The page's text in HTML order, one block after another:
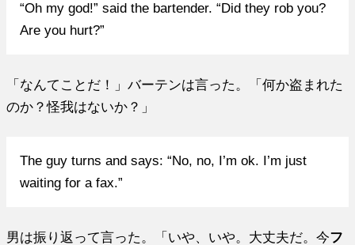
“Oh my god!” said the bartender. “Did they rob you?
Are you hurt?”
「なんてことだ！」バーテンは言った。「何か盗まれた
のか？怪我はないか？」
The guy turns and says: “No, no, I’m ok. I’m just
waiting for a fax.”
男は振り返って言った。「いや、いや。大丈夫だ。今フ